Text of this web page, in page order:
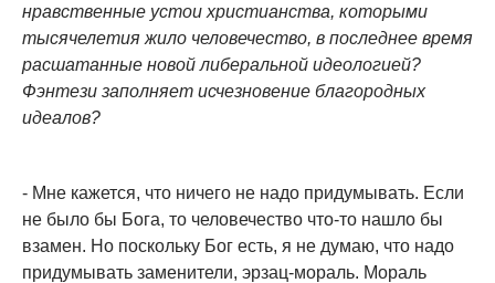
нравственные устои христианства, которыми
тысячелетия жило человечество, в последнее время
расшатанные новой либеральной идеологией?
Фэнтези заполняет исчезновение благородных
идеалов?
- Мне кажется, что ничего не надо придумывать. Если
не было бы Бога, то человечество что-то нашло бы
взамен. Но поскольку Бог есть, я не думаю, что надо
придумывать заменители, эрзац-мораль. Мораль